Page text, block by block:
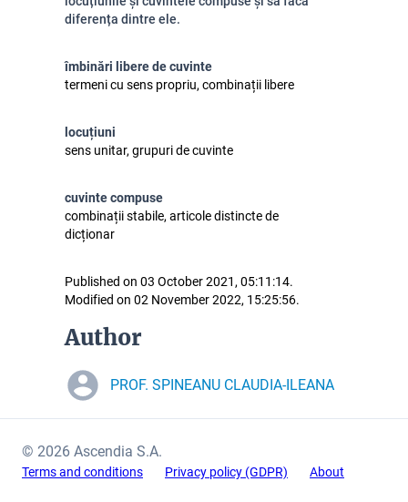
diferența dintre ele.
îmbinări libere de cuvinte
termeni cu sens propriu, combinații libere
locuțiuni
sens unitar, grupuri de cuvinte
cuvinte compuse
combinații stabile, articole distincte de
dicționar
Published on 03 October 2021, 05:11:14.
Modified on 02 November 2022, 15:25:56.
Author
PROF. SPINEANU CLAUDIA-ILEANA
© 2026 Ascendia S.A.
Terms and conditions Privacy policy (GDPR) About